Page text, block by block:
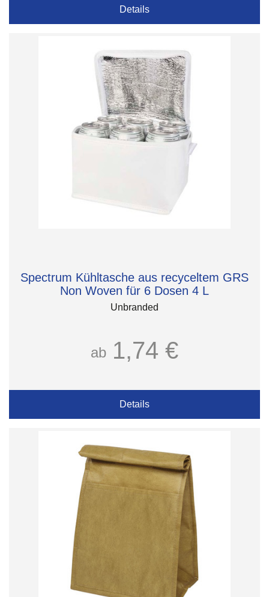
Details
Spectrum Kühltasche aus recyceltem GRS
Non Woven für 6 Dosen 4 L
Unbranded
ab 1,74 €
Details